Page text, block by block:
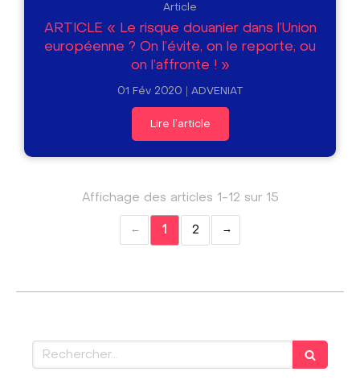
Article
ARTICLE « Le risque douanier dans l'Union
européenne ? On l'évite, on le reporte, ou
on l'affronte ! »
01 Fév 2020 ADVENIAT
Lire l'article
Affichage des articles 1-12 sur 15
1 2
Rechercher